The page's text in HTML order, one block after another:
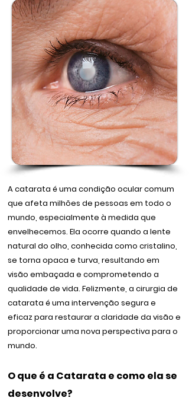
A catarata é uma condição ocular comum
que afeta milhões de pessoas em todo o
mundo, especialmente à medida que
envelhecemos. Ela ocorre quando a lente
natural do olho, conhecida como cristalino,
se torna opaca e turva, resultando em
visão embaçada e comprometendo a
qualidade de vida. Felizmente, a cirurgia de
catarata é uma intervenção segura e
eficaz para restaurar a claridade da visão e
proporcionar uma nova perspectiva para o
mundo.
O que é a Catarata e como ela se
desenvolve?